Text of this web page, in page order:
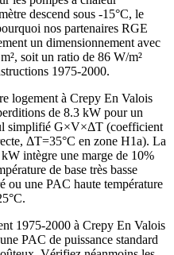
descend sous -15°C, le
nos partenaires RGE
un dimensionnement avec
soit un ratio de 86 W/m²
1975-2000.
logement à Crepy En Valois
de 8.3 kW pour un
simplifié G×V×ΔT (coefficient
ΔT=35°C en zone H1a). La
intègre une marge de 10%
de base très basse
ou une PAC haute température
1975-2000 à Crepy En Valois
PAC de puissance standard